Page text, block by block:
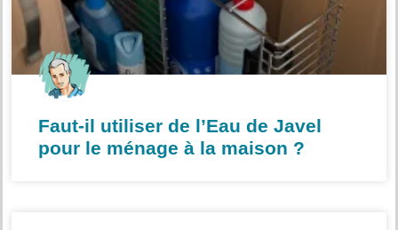
Faut-il utiliser de l’Eau de Javel
pour le ménage à la maison ?